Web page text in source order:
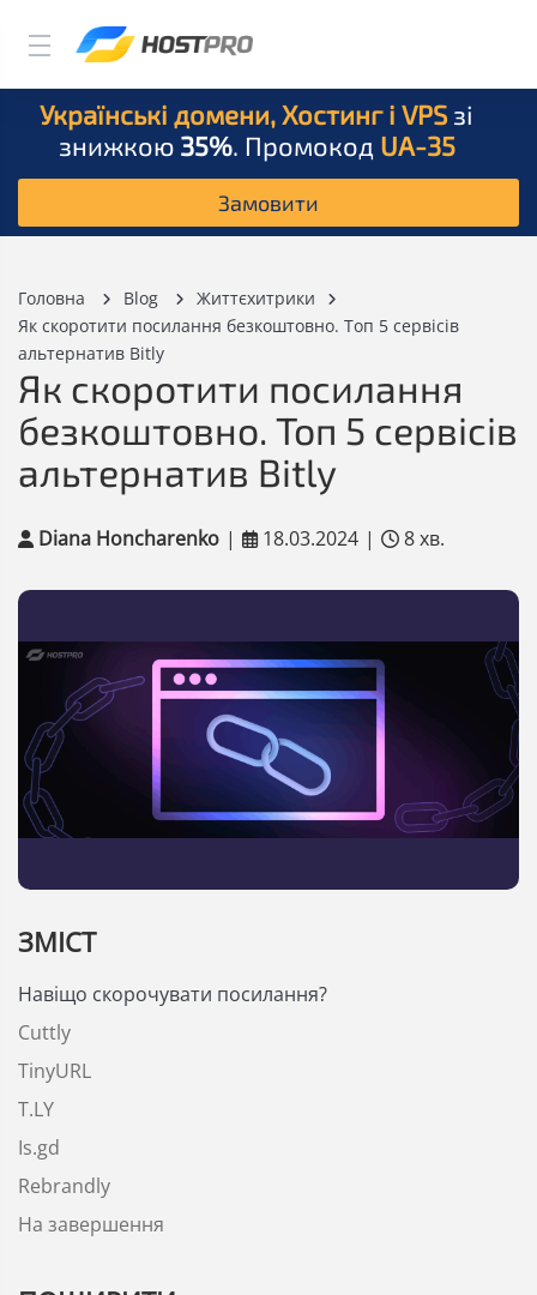
Українські домени, Хостинг і VPS зі
знижкою 35%. Промокод UA-35
Замовити
Головна Blog
Життєхитрики
Як скоротити посилання безкоштовно. Топ 5 сервісів
альтернатив Bitly
Як скоротити посилання
безкоштовно. Топ 5 сервісів
альтернатив Bitly
Diana Honcharenko | 18.03.2024 | 8 хв.
ЗМІСТ
Навіщо скорочувати посилання?
Cuttly
TinyURL
T.LY
Is.gd
Rebrandly
На завершення